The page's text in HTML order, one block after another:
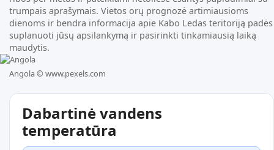
trumpais aprašymais. Vietos orų prognozė artimiausioms
dienoms ir bendra informacija apie Kabo Ledas teritoriją padės
suplanuoti jūsų apsilankymą ir pasirinkti tinkamiausią laiką
maudytis.
Angola © www.pexels.com
Dabartinė vandens
temperatūra